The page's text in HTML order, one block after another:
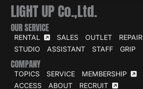
LIGHT UP Co.,Ltd.
OUR SERVICE
RENTAL SALES OUTLET REPAIR
STUDIO
ASSISTANT STAFF GRIP
COMPANY
TOPICS SERVICE MEMBERSHIP
ACCESS
ABOUT RECRUIT